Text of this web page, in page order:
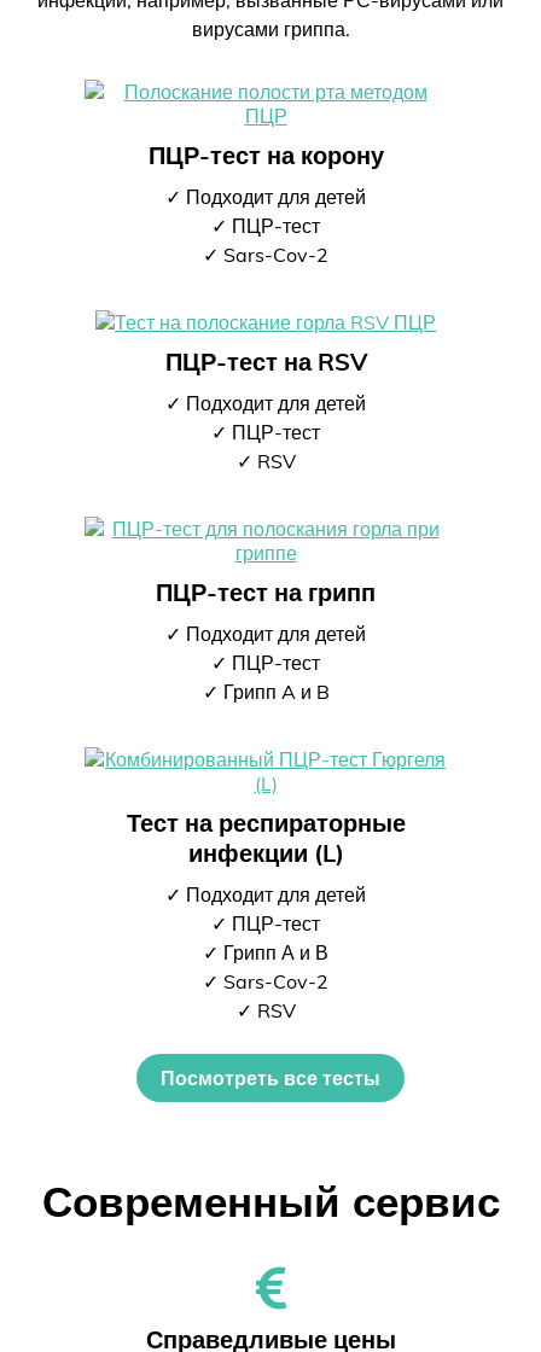
вирусами гриппа.
ПЦР-тест на корону
✓ Подходит для детей
✓ ПЦР-тест
✓ Sars-Cov-2
ПЦР-тест на RSV
✓ Подходит для детей
✓ ПЦР-тест
✓ RSV
ПЦР-тест на грипп
✓ Подходит для детей
✓ ПЦР-тест
✓ Грипп A и B
Тест на респираторные
инфекции (L)
✓ Подходит для детей
✓ ПЦР-тест
✓ Грипп А и В
✓ Sars-Cov-2
✓ RSV
Посмотреть все тесты
Современный сервис
Справедливые цены